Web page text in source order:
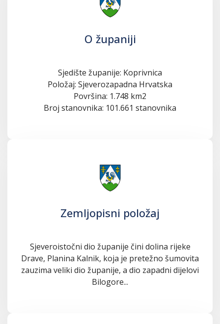
O županiji
Sjedište županije: Koprivnica
Položaj: Sjeverozapadna Hrvatska
Površina: 1.748 km2
Broj stanovnika: 101.661 stanovnika
Zemljopisni položaj
Sjeveroistočni dio županije čini dolina rijeke
Drave, Planina Kalnik, koja je pretežno šumovita
zauzima veliki dio županije, a dio zapadni dijelovi
Bilogore...